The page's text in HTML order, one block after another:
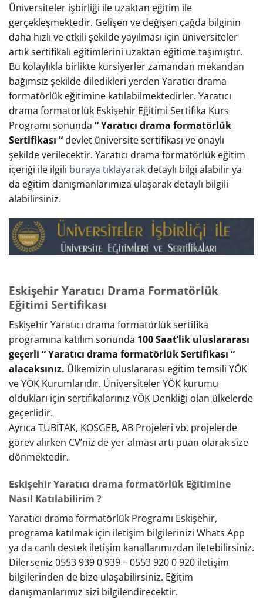
Üniversiteler işbirliği ile uzaktan eğitim ile
gerçekleşmektedir. Gelişen ve değişen çağda bilginin
daha hızlı ve etkili şekilde yayılması için üniversiteler
artık sertifikalı eğitimlerini uzaktan eğitime taşımıştır.
Bu kolaylıkla birlikte kursiyerler zamandan mekandan
bağımsız şekilde diledikleri yerden Yaratıcı drama
formatörlük eğitimine katılabilmektedirler. Yaratıcı
drama formatörlük Eskişehir Eğitimi Sertifika Kurs
Programı sonunda “ Yaratıcı drama formatörlük
Sertifikası “ devlet üniversite sertifikası ve onaylı
şekilde verilecektir. Yaratıcı drama formatörlük eğitim
içeriği ile ilgili buraya tıklayarak detaylı bilgi alabilir ya
da eğitim danışmanlarımıza ulaşarak detaylı bilgili
alabilirsiniz.
Eskişehir Yaratıcı Drama Formatörlük
Eğitimi Sertifikası
Eskişehir Yaratıcı drama formatörlük sertifika
programına katılım sonunda 100 Saat’lik uluslararası
geçerli “ Yaratıcı drama formatörlük Sertifikası “
alacaksınız. Ülkemizin uluslararası eğitim temsili YÖK
ve YÖK Kurumlarıdır. Üniversiteler YÖK kurumu
oldukları için sertifikalarınız YÖK Denkliği olan ülkelerde
geçerlidir.
Ayrıca TÜBİTAK, KOSGEB, AB Projeleri vb. projelerde
görev alırken CV’niz de yer alması artı puan olarak size
dönmektedir.
Eskişehir Yaratıcı drama formatörlük Eğitimine
Nasıl Katılabilirim ?
Yaratıcı drama formatörlük Programı Eskişehir,
programa katılmak için iletişim bilgilerinizi Whats App
ya da canlı destek iletişim kanallarımızdan iletebilirsiniz.
Dilerseniz 0553 939 0 939 – 0553 920 0 920 iletişim
bilgilerinden de bize ulaşabilirsiniz. Eğitim
danışmanlarımız sizi bilgilendirecektir.